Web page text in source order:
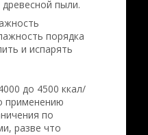
пыли.
порядка
и испарять
до 4500 ккал/
применению
по
разве что